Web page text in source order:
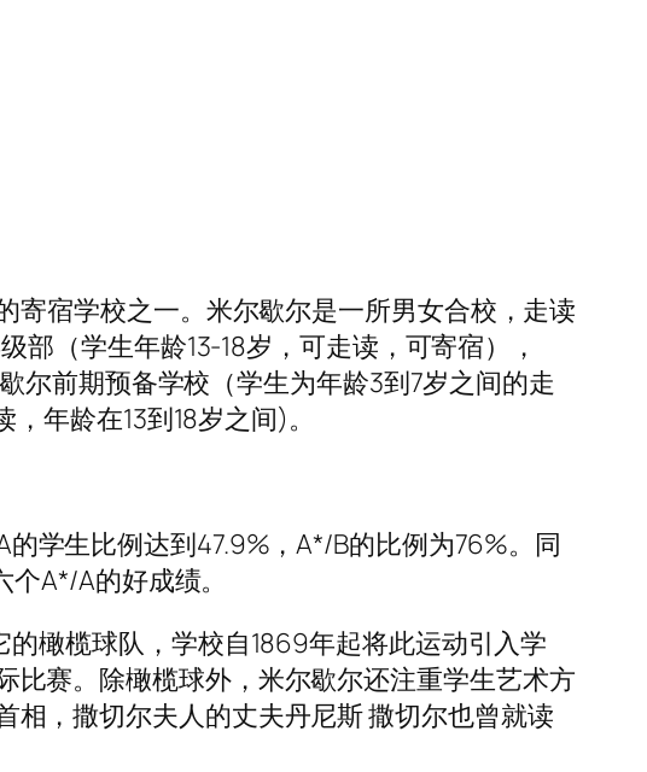
寄宿学校之一。米尔歇尔是一所男女合校，走读
（学生年龄13-18岁，可走读，可寄宿），
尔前期预备学校（学生为年龄3到7岁之间的走
年龄在13到18岁之间)。
学生比例达到47.9%，A*/B的比例为76%。同
A*/A的好成绩。
橄榄球队，学校自1869年起将此运动引入学
赛。除橄榄球外，米尔歇尔还注重学生艺术方
，撒切尔夫人的丈夫丹尼斯 撒切尔也曾就读